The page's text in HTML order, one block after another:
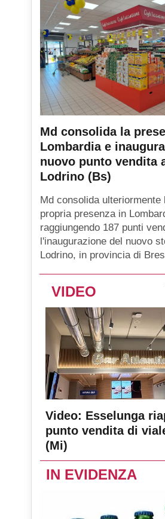
Md consolida la
Lombardia e
nuovo punto vendita
Lodrino (Bs)
Md consolida ulteriormente
propria presenza in
raggiungendo 187 punti
l'inaugurazione del nuovo
Lodrino, in provincia di
VIDEO
Video: Esselunga
punto vendita di
(Mi)
IN EVIDENZA